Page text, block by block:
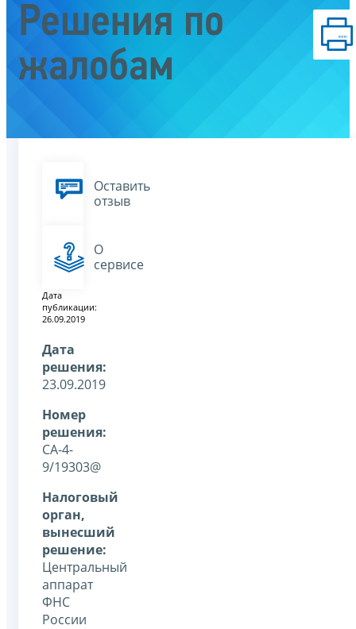
Решения по
жалобам
Оставить
отзыв
О
сервисе
Дата
публикации:
26.09.2019
Дата
решения:
23.09.2019
Номер
решения:
СА-4-
9/19303@
Налоговый
орган,
вынесший
решение:
Центральный
аппарат
ФНС
России